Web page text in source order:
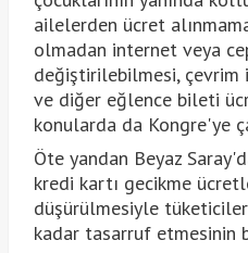
ailelerden ücret
olmadan internet veya
değiştirilebilmesi, çevrim
ve diğer eğlence bileti
konularda da Kongre'ye
Öte yandan Beyaz
kredi kartı gecikme
düşürülmesiyle
kadar tasarruf etmesinin